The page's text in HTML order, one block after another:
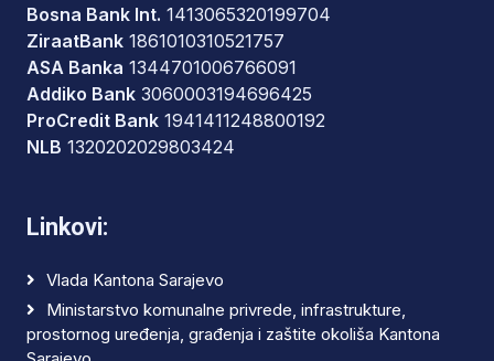
Bosna Bank Int. 1413065320199704
ZiraatBank 1861010310521757
ASA Banka 1344701006766091
Addiko Bank 3060003194696425
ProCredit Bank 1941411248800192
NLB 1320202029803424
Linkovi:
Vlada Kantona Sarajevo
Ministarstvo komunalne privrede, infrastrukture,
prostornog uređenja, građenja i zaštite okoliša Kantona